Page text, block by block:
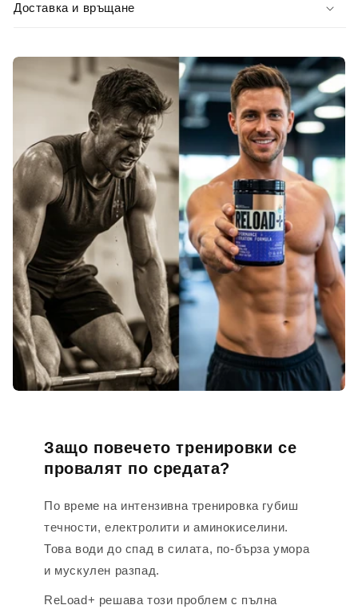
Доставка и връщане
Защо повечето тренировки се
провалят по средата?
По време на интензивна тренировка губиш
течности, електролити и аминокиселини.
Това води до спад в силата, по-бърза умора
и мускулен разпад.
ReLoad+ решава този проблем с пълна